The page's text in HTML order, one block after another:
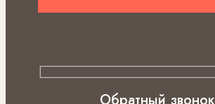
Обратный звонок